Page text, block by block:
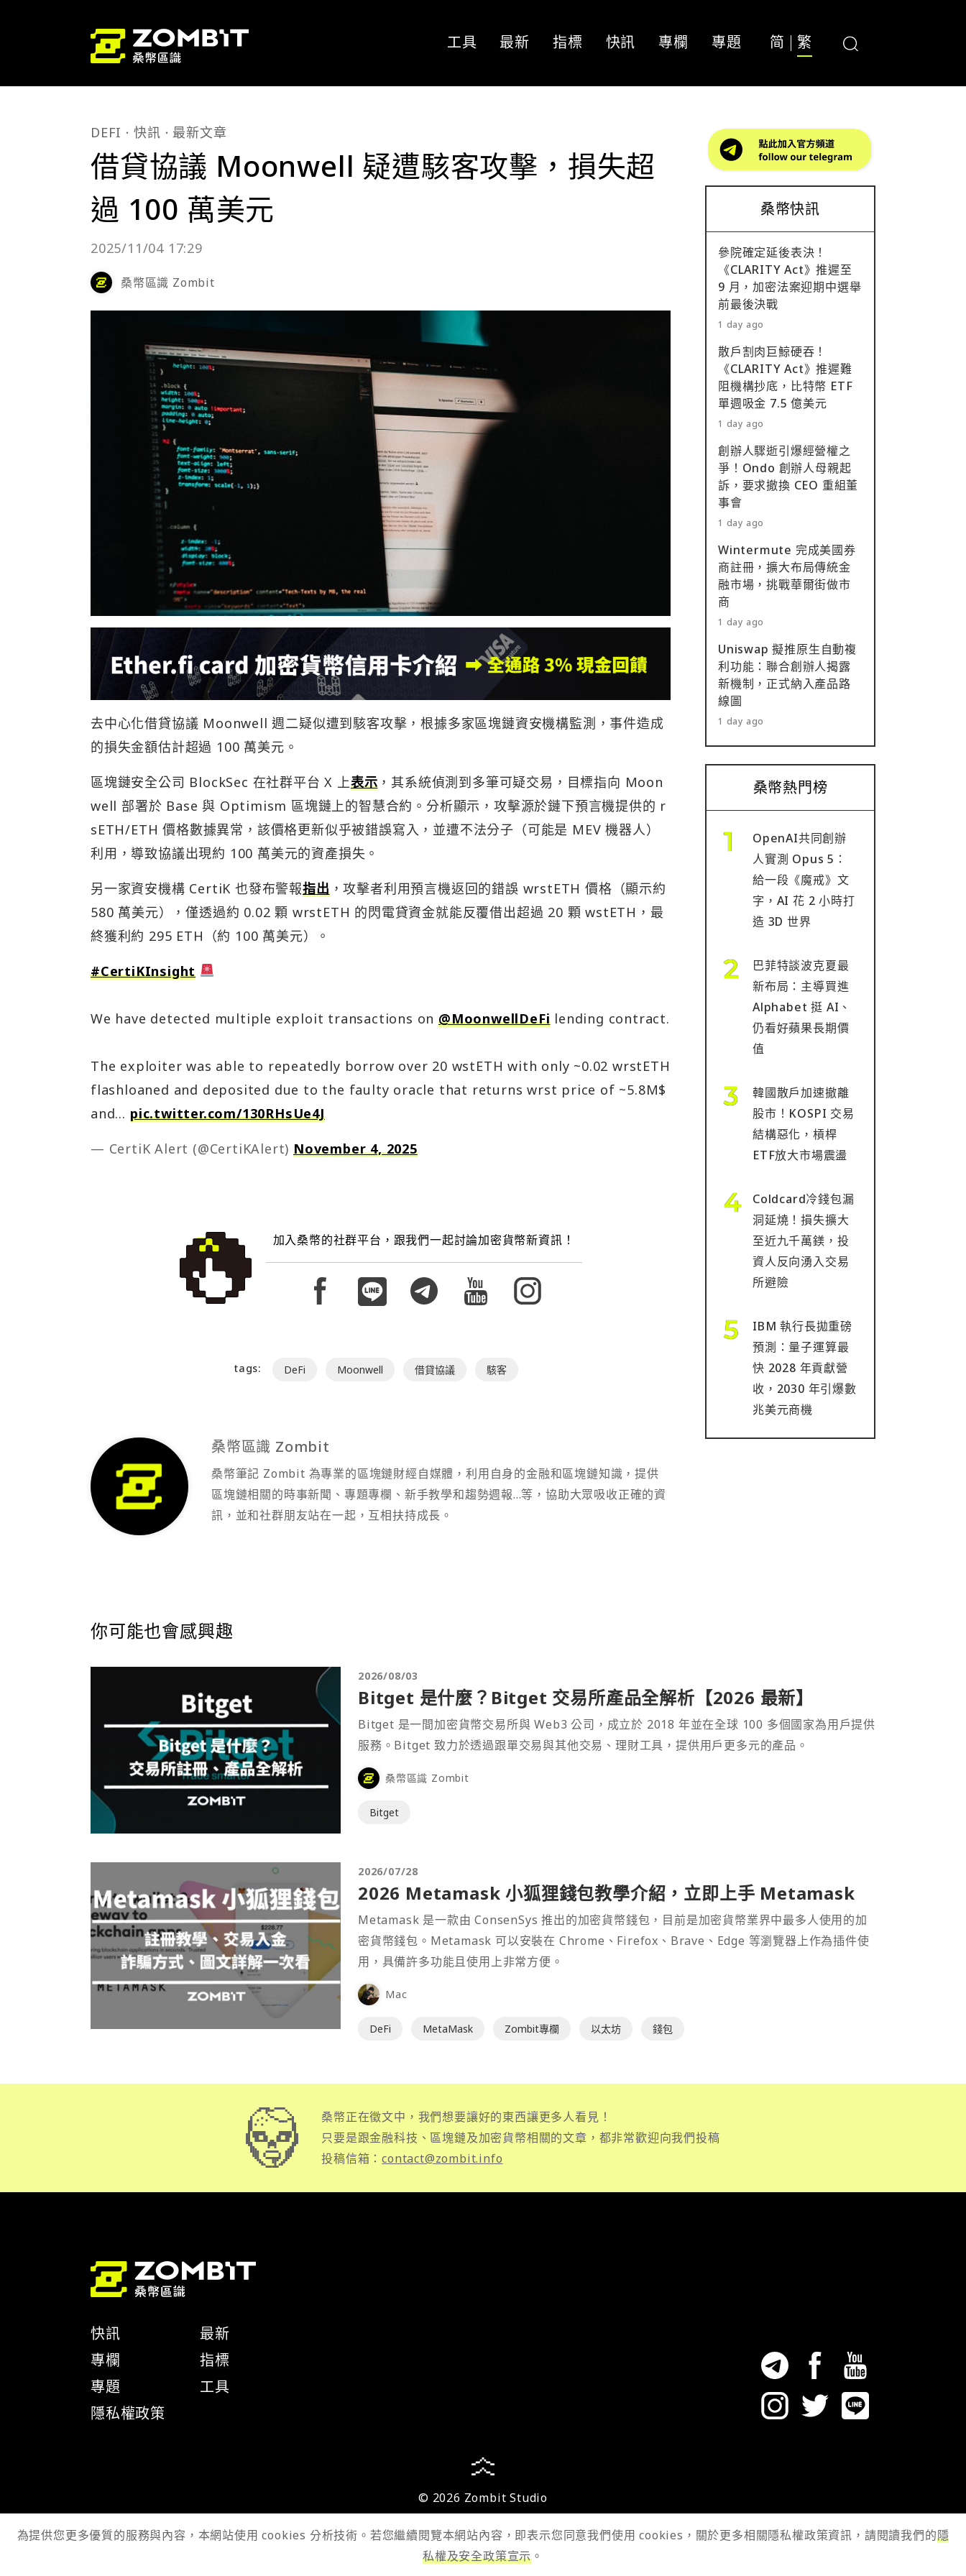
工具 最新 指標 快訊 專欄 專題 简 繁
DEFI 快訊 最新文章
借貸協議 Moonwell 疑遭駭客攻擊，損失超
過 100 萬美元
2025/11/04 17:29
桑幣區識 Zombit
去中心化借貸協議 Moonwell 週二疑似遭到駭客攻擊，根據多家區塊鏈資安機構監測，事件造成
的損失金額估計超過 100 萬美元。
區塊鏈安全公司 BlockSec 在社群平台 X 上表示 ，其系統偵測到多筆可疑交易，目標指向 Moon
well 部署於 Base 與 Optimism 區塊鏈上的智慧合約。分析顯示，攻擊源於鏈下預言機提供的 r
sETH/ETH 價格數據異常，該價格更新似乎被錯誤寫入，並遭不法分子（可能是 MEV 機器人）
利用，導致協議出現約 100 萬美元的資產損失。
另一家資安機構 CertiK 也發布警報指出，攻擊者利用預言機返回的錯誤 wrstETH 價格（顯示約
580 萬美元），僅透過約 0.02 顆 wrstETH 的閃電貸資金就能反覆借出超過 20 顆 wstETH，最
終獲利約 295 ETH（約 100 萬美元）。
#CertiKInsight
We have detected multiple exploit transactions on @MoonwellDeFi lending contract.
The exploiter was able to repeatedly borrow over 20 wstETH with only ~0.02 wrstETH
flashloaned and deposited due to the faulty oracle that returns wrst price of ~5.8M$
and… pic.twitter.com/130RHsUe4J
— CertiK Alert (@CertiKAlert) November 4, 2025
加入桑幣的社群平台，跟我們一起討論加密貨幣新資訊！
tags: DeFi Moonwell 借貸協議 駭客
桑幣區識 Zombit
桑幣筆記 Zombit 為專業的區塊鏈財經自媒體，利用自身的金融和區塊鏈知識，提供
區塊鏈相關的時事新聞、專題專欄、新手教學和趨勢週報...等，協助大眾吸收正確的資
訊，並和社群朋友站在一起，互相扶持成長。
桑幣快訊
參院確定延後表決！
《CLARITY Act》推遲至
9 月，加密法案迎期中選舉
前最後決戰
1 day ago
散戶割肉巨鯨硬吞！
《CLARITY Act》推遲難
阻機構抄底，比特幣 ETF
單週吸金 7.5 億美元
1 day ago
創辦人驟逝引爆經營權之
爭！Ondo 創辦人母親起
訴，要求撤換 CEO 重組董
事會
1 day ago
Wintermute 完成美國券
商註冊，擴大布局傳統金
融市場，挑戰華爾街做市
商
1 day ago
Uniswap 擬推原生自動複
利功能：聯合創辦人揭露
新機制，正式納入產品路
線圖
1 day ago
桑幣熱門榜
OpenAI共同創辦
人實測 Opus 5：
給一段《魔戒》文
字，AI 花 2 小時打
造 3D 世界
巴菲特談波克夏最
新布局：主導買進
Alphabet 挺 AI、
仍看好蘋果長期價
值
韓國散戶加速撤離
股市！KOSPI 交易
結構惡化，槓桿
ETF放大市場震盪
Coldcard冷錢包漏
洞延燒！損失擴大
至近九千萬鎂，投
資人反向湧入交易
所避險
IBM 執行長拋重磅
預測：量子運算最
快 2028 年貢獻營
收，2030 年引爆數
兆美元商機
你可能也會感興趣
2026/08/03
Bitget 是什麼？Bitget 交易所產品全解析【2026 最新】
Bitget 是一間加密貨幣交易所與 Web3 公司，成立於 2018 年並在全球 100 多個國家為用戶提供
服務。Bitget 致力於透過跟單交易與其他交易、理財工具，提供用戶更多元的產品。
桑幣區識 Zombit
Bitget
2026/07/28
2026 Metamask 小狐狸錢包教學介紹，立即上手 Metamask
Metamask 是一款由 ConsenSys 推出的加密貨幣錢包，目前是加密貨幣業界中最多人使用的加
密貨幣錢包。Metamask 可以安裝在 Chrome、Firefox、Brave、Edge 等瀏覽器上作為插件使
用，具備許多功能且使用上非常方便。
Mac
DeFi MetaMask Zombit專欄 以太坊 錢包
桑幣正在徵文中，我們想要讓好的東西讓更多人看見！
只要是跟金融科技、區塊鏈及加密貨幣相關的文章，都非常歡迎向我們投稿
投稿信箱：contact@zombit.info
快訊
專欄
專題
隱私權政策
最新
指標
工具
© 2026 Zombit Studio
為提供您更多優質的服務與內容，本網站使用 cookies 分析技術。若您繼續閱覽本網站內容，即表示您同意我們使用 cookies，關於更多相關隱私權政策資訊，請閱讀我們的隱
私權及安全政策宣示 。